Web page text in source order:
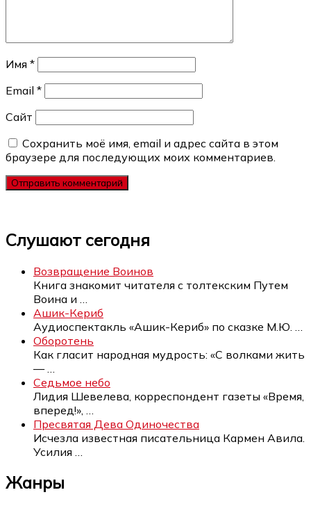
Имя *
Email *
Сайт
Сохранить моё имя, email и адрес сайта в этом
браузере для последующих моих комментариев.
Слушают сегодня
Возвращение Воинов
Книга знакомит читателя с толтекским Путем
Воина и
Ашик-Кериб
Аудиоспектакль «Ашик-Кериб» по сказке М.Ю.
Оборотень
Как гласит народная мудрость: «С волками жить
—
Седьмое небо
Лидия Шевелева, корреспондент газеты «Время,
вперед!»,
Пресвятая Дева Одиночества
Исчезла известная писательница Кармен Авила.
Усилия
Жанры